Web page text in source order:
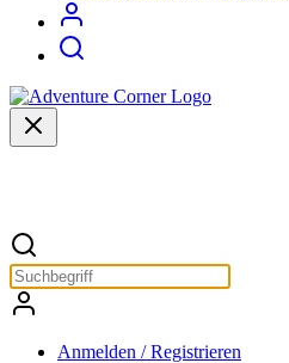
Anmelden / Registrieren